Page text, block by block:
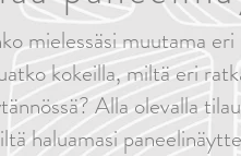
mielessäsi muutama
kokeilla, miltä eri
Alla olevalla
haluamasi